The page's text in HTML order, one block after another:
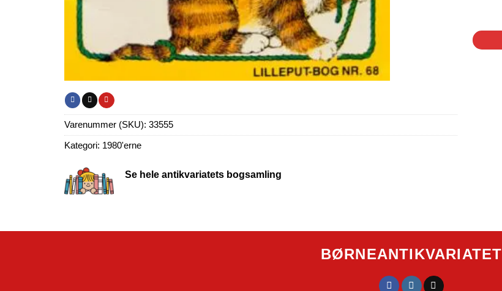
Varenummer (SKU): 33555
Kategori: 1980'erne
Se hele antikvariatets bogsamling
BØRNEANTIKVARIATET